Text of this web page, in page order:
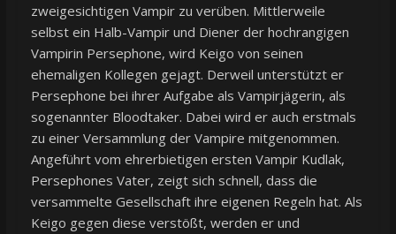
zweigesichtigen Vampir zu verüben. Mittlerweile
selbst ein Halb-Vampir und Diener der hochrangigen
Vampirin Persephone, wird Keigo von seinen
ehemaligen Kollegen gejagt. Derweil unterstützt er
Persephone bei ihrer Aufgabe als Vampirjägerin, als
sogenannter Bloodtaker. Dabei wird er auch erstmals
zu einer Versammlung der Vampire mitgenommen.
Angeführt vom ehrerbietigen ersten Vampir Kudlak,
Persephones Vater, zeigt sich schnell, dass die
versammelte Gesellschaft ihre eigenen Regeln hat. Als
Keigo gegen diese verstößt, werden er und